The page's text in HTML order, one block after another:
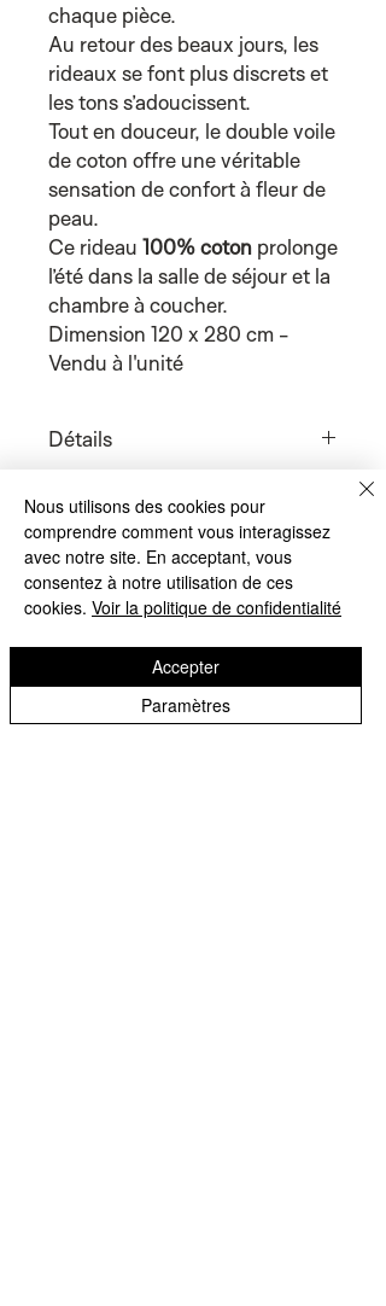
chaque pièce.
Au retour des beaux jours, les
rideaux se font plus discrets et
les tons s’adoucissent.
Tout en douceur, le double voile
de coton offre une véritable
sensation de confort à fleur de
peau.
Ce rideau 100% coton prolonge
l’été dans la salle de séjour et la
chambre à coucher.
Dimension 120 x 280 cm -
Vendu à l'unité
Détails
Le repassage n'est pas nécessaire
après le lavage.
100% coton.
Double voile de coton
Finition franges - 105 g/m² - 120 x
Articles
Nous utilisons des cookies pour
comprendre comment vous interagissez
avec notre site. En acceptant, vous
consentez à notre utilisation de ces
cookies. Voir la politique de confidentialité
Paramètres
Accepter